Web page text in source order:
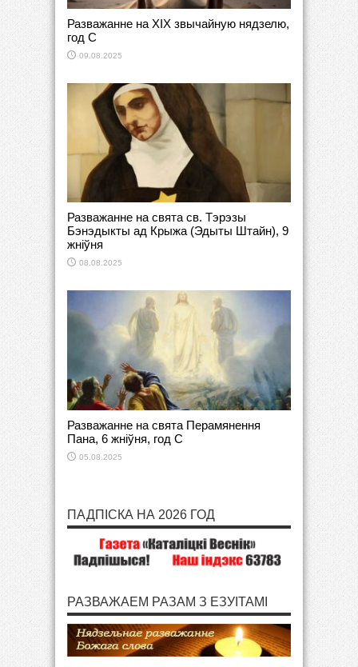
Разважанне на XIX звычайную нядзелю,
год C
09.08.2025
Разважанне на свята св. Тэрэзы
Бэнэдыкты ад Крыжа (Эдыты Штайн), 9
жніўня
08.08.2025
Разважанне на свята Перамянення
Пана, 6 жніўня, год С
05.08.2025
ПАДПІСКА НА 2026 ГОД
РАЗВАЖАЕМ РАЗАМ З ЕЗУІТАМІ